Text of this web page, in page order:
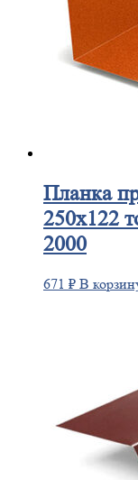
Планка
250х122
2000
671 ₽ В